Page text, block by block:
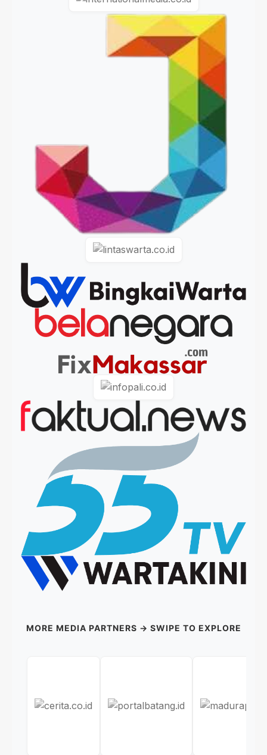
MORE MEDIA PARTNERS → SWIPE TO EXPLORE